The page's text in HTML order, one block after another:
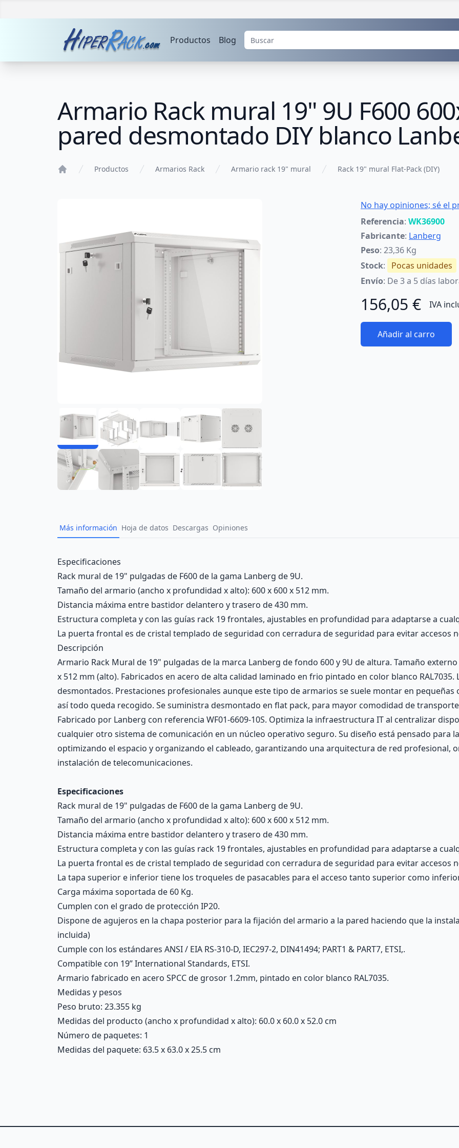
Productos Blog
Armario Rack mural 19" 9U F600
pared desmontado DIY blanco
Productos Armarios Rack Armario rack 19" mural Rack 19" mural Flat-Pack (DIY)
No hay opiniones; sé el
Referencia: WK36900
Fabricante: Lanberg
Peso: 23,36 Kg
Stock:
Pocas unidades
Envío: De 3 a 5 días
156,05 € IVA
Añadir al carro
Más información Hoja de datos Descargas Opiniones
Description
Especificaciones
Rack mural de 19" pulgadas de F600 de la gama Lanberg de 9U.
Tamaño del armario (ancho x profundidad x alto): 600 x 600 x 512 mm.
Distancia máxima entre bastidor delantero y trasero de 430 mm.
Estructura completa y con las guías rack 19 frontales, ajustables en profundidad para adaptarse a
La puerta frontal es de cristal templado de seguridad con cerradura de seguridad para evitar accesos
Descripción
Armario Rack Mural de 19" pulgadas de la marca Lanberg de fondo 600 y 9U de altura. Tamaño
x 512 mm (alto). Fabricados en acero de alta calidad laminado en frio pintado en color blanco
desmontados. Prestaciones profesionales aunque este tipo de armarios se suele montar en pequeñas
así todo queda recogido. Se suministra desmontado en flat pack, para mayor comodidad de
Fabricado por Lanberg con referencia WF01-6609-10S. Optimiza la infraestructura IT al centralizar
cualquier otro sistema de comunicación en un núcleo operativo seguro. Su diseño está pensado para
optimizando el espacio y organizando el cableado, garantizando una arquitectura de red profesional,
instalación de telecomunicaciones.
Especificaciones
Rack mural de 19" pulgadas de F600 de la gama Lanberg de 9U.
Tamaño del armario (ancho x profundidad x alto): 600 x 600 x 512 mm.
Distancia máxima entre bastidor delantero y trasero de 430 mm.
Estructura completa y con las guías rack 19 frontales, ajustables en profundidad para adaptarse a
La puerta frontal es de cristal templado de seguridad con cerradura de seguridad para evitar accesos
La tapa superior e inferior tiene los troqueles de pasacables para el acceso tanto superior como
Carga máxima soportada de 60 Kg.
Cumplen con el grado de protección IP20.
Dispone de agujeros en la chapa posterior para la fijación del armario a la pared haciendo que la
incluida)
Cumple con los estándares ANSI / EIA RS-310-D, IEC297-2, DIN41494; PART1 & PART7, ETSI,.
Compatible con 19” International Standards, ETSI.
Armario fabricado en acero SPCC de grosor 1.2mm, pintado en color blanco RAL7035.
Medidas y pesos
Peso bruto: 23.355 kg
Medidas del producto (ancho x profundidad x alto): 60.0 x 60.0 x 52.0 cm
Número de paquetes: 1
Medidas del paquete: 63.5 x 63.0 x 25.5 cm